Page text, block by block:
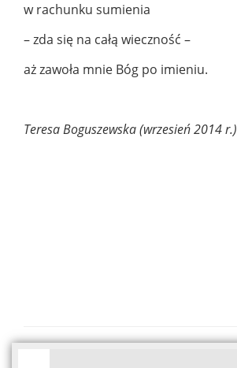
w rachunku sumienia
– zda się na całą wieczność –
aż zawoła mnie Bóg po imieniu.
Teresa Boguszewska (wrzesień 2014 r.)